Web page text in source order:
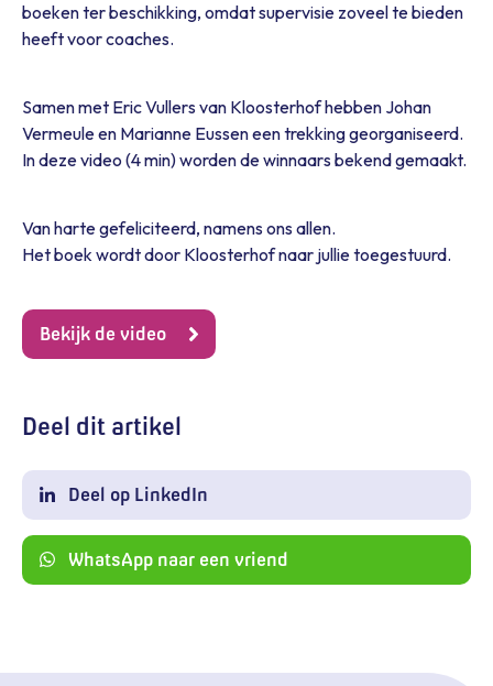
boeken ter beschikking, omdat supervisie zoveel te bieden
heeft voor coaches.
Samen met Eric Vullers van Kloosterhof hebben Johan
Vermeule en Marianne Eussen een trekking georganiseerd.
In deze video (4 min) worden de winnaars bekend gemaakt.
Van harte gefeliciteerd, namens ons allen.
Het boek wordt door Kloosterhof naar jullie toegestuurd.
Bekijk de video
Deel dit artikel
Deel op LinkedIn
WhatsApp naar een vriend